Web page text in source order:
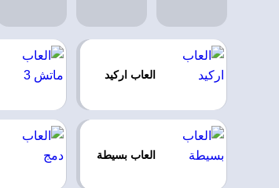
العاب اركيد
العاب بسيطة